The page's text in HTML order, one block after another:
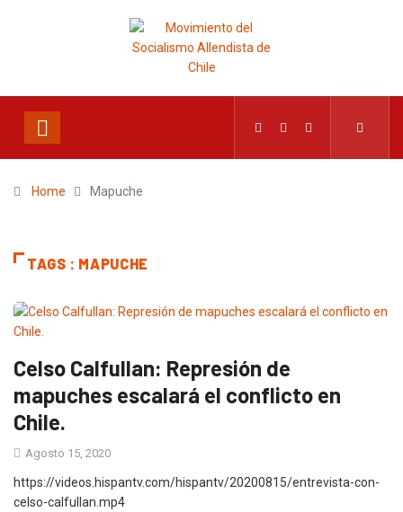
Home Mapuche
TAGS : MAPUCHE
Celso Calfullan: Represión de
mapuches escalará el conflicto en
Chile.
Agosto 15, 2020
https://videos.hispantv.com/hispantv/20200815/entrevista-con-
celso-calfullan.mp4